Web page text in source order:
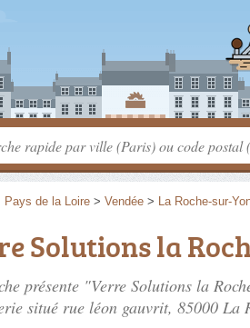
Pays de la Loire > Vendée > La Roche-sur-
Solutions la
présente "Verre Solutions la
situé rue léon gauvrit, 85000 La